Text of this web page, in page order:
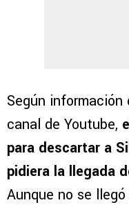
Según información
canal de Youtube,
para descartar a
pidiera la llegada
Aunque no se